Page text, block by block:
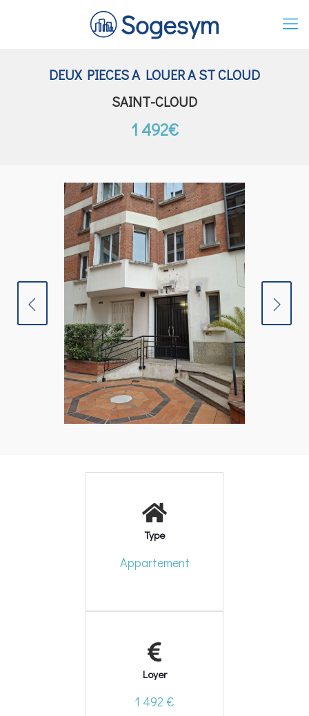
DEUX PIECES A LOUER A ST CLOUD
SAINT-CLOUD
1 492€
Type
Appartement
Loyer
1 492 €